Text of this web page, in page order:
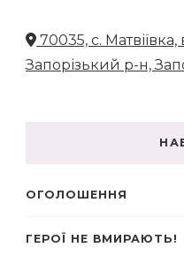
70035, с.
Запорізький р-н,
ОГОЛОШЕННЯ
ГЕРОЇ НЕ ВМИРАЮТЬ!